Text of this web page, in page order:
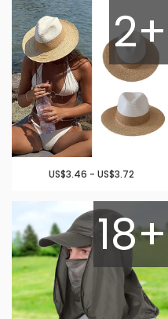
2+
US$3.46 - US$3.72
18+